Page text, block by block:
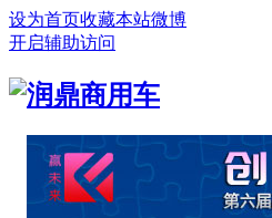
设为首页收藏本站微博
开启辅助访问